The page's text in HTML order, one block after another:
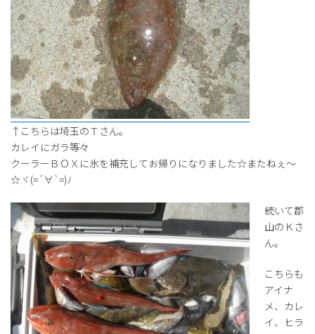
↑こちらは埼玉のＴさん。
カレイにガラ等々
クーラーＢＯＸに氷を補充してお帰りになりました☆またねぇ～
☆ヾ(=´∀`=)ﾉ
続いて郡
山のＫさ
ん。
こちらも
アイナ
メ、カレ
イ、ヒラ